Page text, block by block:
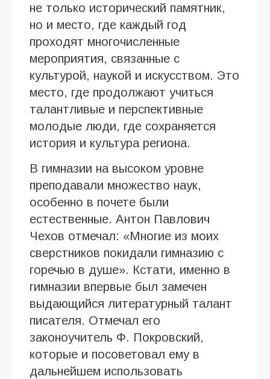
не только исторический памятник,
но и место, где каждый год
проходят многочисленные
мероприятия, связанные с
культурой, наукой и искусством. Это
место, где продолжают учиться
талантливые и перспективные
молодые люди, где сохраняется
история и культура региона.
В гимназии на высоком уровне
преподавали множество наук,
особенно в почете были
естественные. Антон Павлович
Чехов отмечал: «Многие из моих
сверстников покидали гимназию с
горечью в душе». Кстати, именно в
гимназии впервые был замечен
выдающийся литературный талант
писателя. Отмечал его
законоучитель Ф. Покровский,
которые и посоветовал ему в
дальнейшем использовать